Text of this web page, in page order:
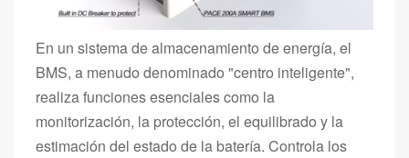
En un sistema de almacenamiento de energía, el
BMS, a menudo denominado "centro inteligente",
realiza funciones esenciales como la
monitorización, la protección, el equilibrado y la
estimación del estado de la batería. Controla los